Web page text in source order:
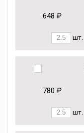
648 ₽
шт.
780 ₽
шт.